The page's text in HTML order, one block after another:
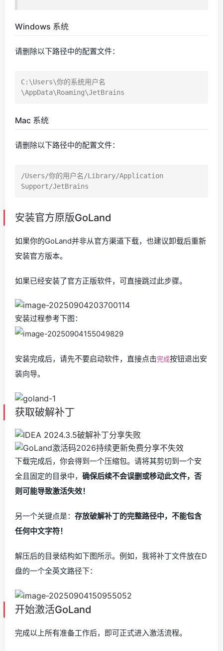
Windows 系统
请删除以下路径中的配置文件：
C:\Users\你的系统用户名
Mac 系统
请删除以下路径中的配置文件：
/Users/你的用户名/Library/Application
安装官方原版GoLand
如果你的GoLand并非从官方渠道下载，也建议卸载后重新
安装官方版本。
如果已经安装了官方正版软件，可直接跳过此步骤。
安装过程参考下图：
安装完成后，请先不要启动软件，直接点击完成按钮退出安
装向导。
获取破解补丁
下载完成后，你会得到一个压缩包。请将其剪切到一个安
全且固定的目录中， 确保后续不会误删或移动此文件，否
则可能导致激活失效！
另一个关键点是： 存放破解补丁的完整路径中，不能包含
任何中文字符！
解压后的目录结构如下图所示。例如，我将补丁文件放在D
盘的一个全英文路径下：
开始激活GoLand
完成以上所有准备工作后，即可正式进入激活流程。